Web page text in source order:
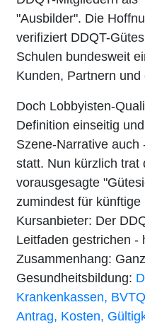
"Ausbilder". Die
verifiziert DDQT-
Schulen bundesweit
Kunden, Partnern
Doch Lobbyisten-
Definition einseitig
Szene-Narrative auch
statt. Nun kürzlich trat
vorausgesagte
zumindest für
Kursanbieter: Der
Leitfaden gestrichen -
Zusammenhang:
Gesundheitsbildung:
Krankenkassen,
Antrag, Kosten,